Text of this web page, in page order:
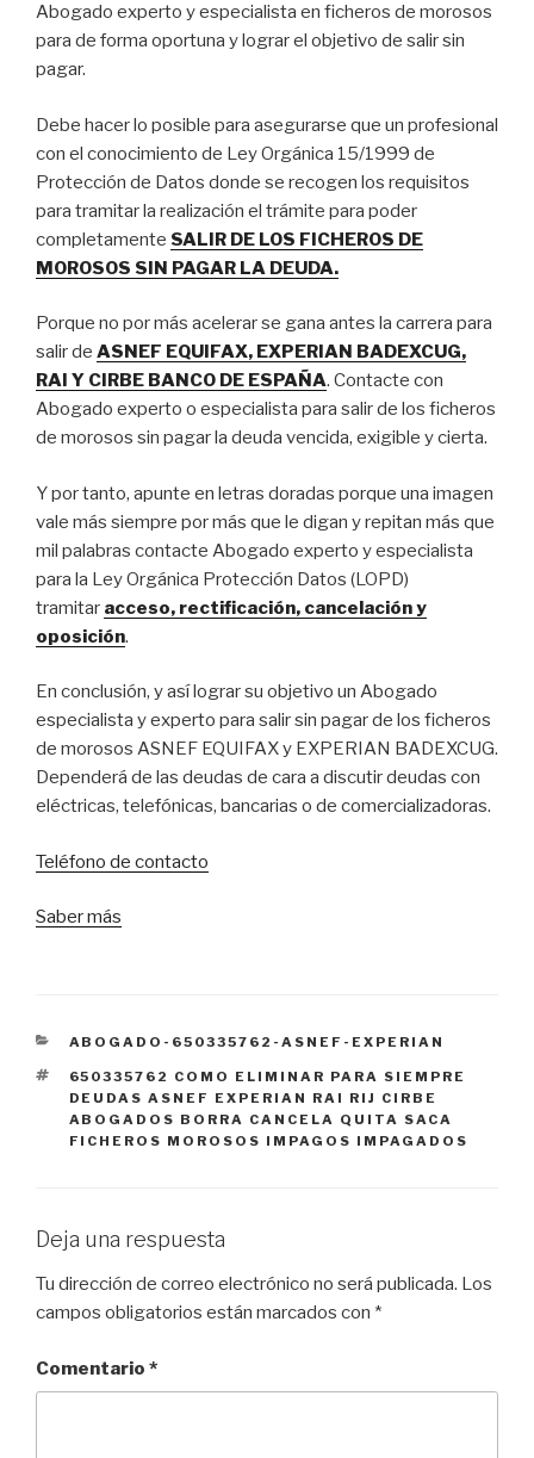
Abogado experto y especialista en ficheros de morosos
para de forma oportuna y lograr el objetivo de salir sin
pagar.
Debe hacer lo posible para asegurarse que un profesional
con el conocimiento de Ley Orgánica 15/1999 de
Protección de Datos donde se recogen los requisitos
para tramitar la realización el trámite para poder
completamente SALIR DE LOS FICHEROS DE
MOROSOS SIN PAGAR LA DEUDA.
Porque no por más acelerar se gana antes la carrera para
salir de ASNEF EQUIFAX, EXPERIAN BADEXCUG,
RAI Y CIRBE BANCO DE ESPAÑA. Contacte con
Abogado experto o especialista para salir de los ficheros
de morosos sin pagar la deuda vencida, exigible y cierta.
Y por tanto, apunte en letras doradas porque una imagen
vale más siempre por más que le digan y repitan más que
mil palabras contacte Abogado experto y especialista
para la Ley Orgánica Protección Datos (LOPD)
tramitar acceso, rectificación, cancelación y
oposición.
En conclusión, y así lograr su objetivo un Abogado
especialista y experto para salir sin pagar de los ficheros
de morosos ASNEF EQUIFAX y EXPERIAN BADEXCUG.
Dependerá de las deudas de cara a discutir deudas con
eléctricas, telefónicas, bancarias o de comercializadoras.
Teléfono de contacto
Saber más
CATEGORÍAS
ABOGADO-650335762-ASNEF-EXPERIAN
ETIQUETAS
650335762 COMO ELIMINAR PARA SIEMPRE
DEUDAS ASNEF EXPERIAN RAI RIJ CIRBE
ABOGADOS BORRA CANCELA QUITA SACA
FICHEROS MOROSOS IMPAGOS IMPAGADOS
Deja una respuesta
Tu dirección de correo electrónico no será publicada. Los
campos obligatorios están marcados con *
Comentario *